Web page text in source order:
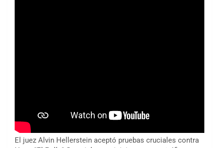
El juez Alvin Hellerstein aceptó pruebas cruciales contra